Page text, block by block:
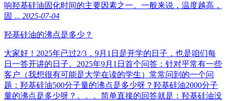
响羟基硅油固化时间的主要因素之一。一般来说，温度越高，
固 ... 2025-07-04
羟基硅油的沸点是多少？
大家好！2025年已过2/3，9月1日是开学的日子，也是咱们每
日一答开讲的日子。2025年9月1日首个问答：针对平常有一些
客户（我想很有可能是大学在读的学生）常常问到的一个问
题：羟基硅油500分子量的沸点是多少呀？羟基硅油2000分子
量的沸点是多少呀？。。。简单直接的回答就是：羟基硅油没